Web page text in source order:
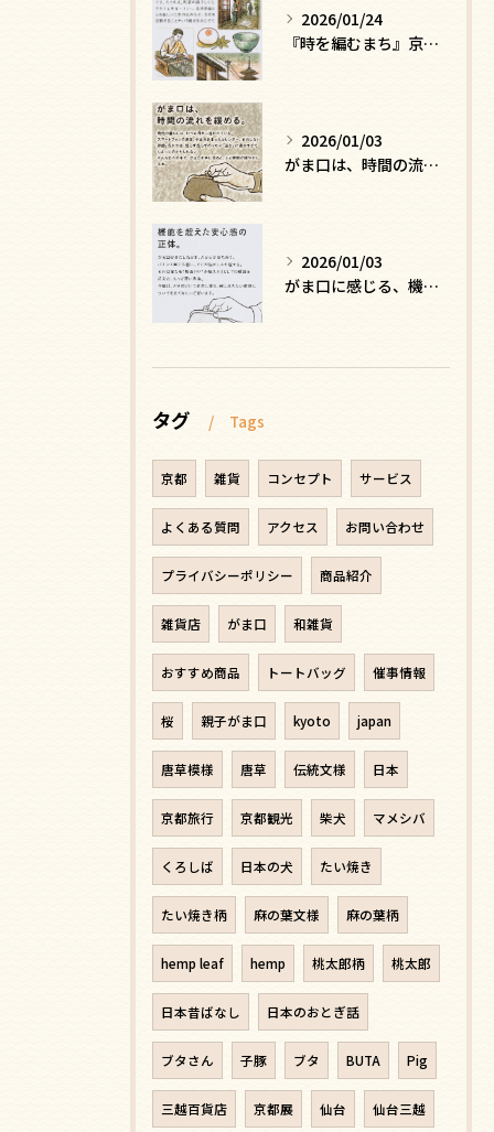
2026/01/24
『時を編むまち』京都ー日常にひそむ、静かな贅沢
2026/01/03
がま口は、時間の流れを緩める
2026/01/03
がま口に感じる、機能を超えた安心感の正体
タグ Tags
京都 雑貨 コンセプト サービス
よくある質問 アクセス お問い合わせ
プライバシーポリシー 商品紹介
雑貨店 がま口 和雑貨
おすすめ商品 トートバッグ 催事情報
桜 親子がま口 kyoto japan
唐草模様 唐草 伝統文様 日本
京都旅行 京都観光 柴犬 マメシバ
くろしば 日本の犬 たい焼き
たい焼き柄 麻の葉文様 麻の葉柄
hemp leaf hemp 桃太郎柄 桃太郎
日本昔ばなし 日本のおとぎ話
ブタさん 子豚 ブタ BUTA Pig
三越百貨店 京都展 仙台 仙台三越